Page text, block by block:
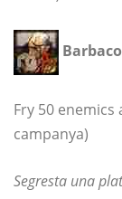
Fry 50
campanya)
Segresta una